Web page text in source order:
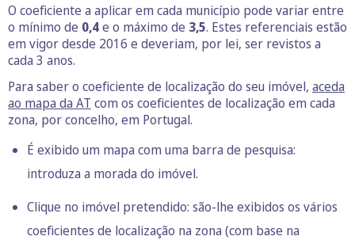
O coeficiente a aplicar em cada município pode variar entre
o mínimo de 0,4e o máximo de 3,5. Estes referenciais estão
em vigor desde 2016 e deveriam, por lei, ser revistos a
cada 3 anos.
Para saber o coeficiente de localização do seu imóvel, aceda
ao mapa da AT com os coeficientes de localização em cada
zona, por concelho, em Portugal.
É exibido um mapa com uma barra de pesquisa:
introduza a morada do imóvel.
Clique no imóvel pretendido: são-lhe exibidos os vários
coeficientes de localização na zona (com base na